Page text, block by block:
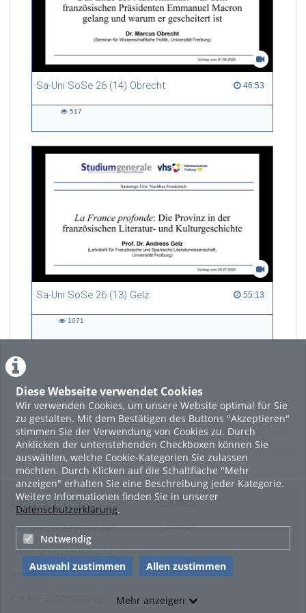
Diese Webseite verwendet Cookies
Wir verwenden Cookies, um unsere Website optimal für Sie
zu gestalten. Mit dem Bestätigen des Buttons "Akzeptieren"
stimmen Sie der Verwendung von Cookies zu. Durch
Anklicken der untenstehenden Checkboxen können Sie
auswählen, welche Cookie-Kategorien Sie zulassen
möchten. Durch Klicken auf die Schaltfläche "Mehr
anzeigen" erhalten Sie eine Beschreibung jeder Kategorie.
Weitere Informationen finden Sie in unserer
Datenschutzerklärung.
Notwendig
Auswahl zustimmen Allen zustimmen
Mehr anzeigen
Sa-Uni SoSe 26 (14) Obrecht 46:53
46:53 duration
517
Sa-Uni SoSe 26 (13) Gelz 55:13
55:13 duration
1071
LADE MEHR
Featured
Beliebtheit
Legal Info
Nutzungsbedingungen
Datenschutzerklärung
Imprint
Links
Sitemap